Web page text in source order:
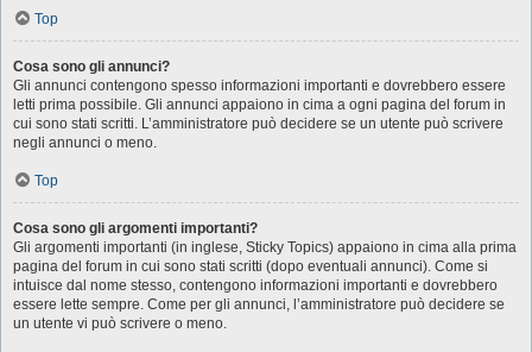
Top
Cosa sono gli annunci?
Gli annunci contengono spesso informazioni importanti e dovrebbero essere
letti prima possibile. Gli annunci appaiono in cima a ogni pagina del forum in
cui sono stati scritti. L’amministratore può decidere se un utente può scrivere
negli annunci o meno.
Top
Cosa sono gli argomenti importanti?
Gli argomenti importanti (in inglese, Sticky Topics) appaiono in cima alla prima
pagina del forum in cui sono stati scritti (dopo eventuali annunci). Come si
intuisce dal nome stesso, contengono informazioni importanti e dovrebbero
essere lette sempre. Come per gli annunci, l’amministratore può decidere se
un utente vi può scrivere o meno.